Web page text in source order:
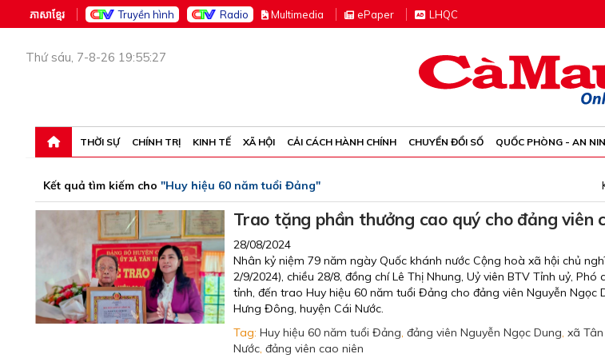
ភាសាខ្មែរ Truyền hình Radio Multimedia ePaper LHQC
Thứ sáu, 7-8-26 19:55:27
THỜI SỰ CHÍNH TRỊ KINH TẾ XÃ HỘI CẢI CÁCH HÀNH CHÍNH CHUYỂN ĐỔI SỐ QUỐC PHÒNG - AN
Kết quả tìm kiếm cho "Huy hiệu 60 năm tuổi Đảng"
Trao tặng phần thưởng cao quý cho đảng viên
28/08/2024
Nhân kỷ niệm 79 năm ngày Quốc khánh nước Cộng hoà xã hội chủ
2/9/2024), chiều 28/8, đồng chí Lê Thị Nhung, Uỷ viên BTV Tỉnh uỷ,
tỉnh, đến trao Huy hiệu 60 năm tuổi Đảng cho đảng viên Nguyễn Ngọc
Hưng Đông, huyện Cái Nước.
Tag: Huy hiệu 60 năm tuổi Đảng, đảng viên Nguyễn Ngọc Dung, xã
Nước, đảng viên cao niên